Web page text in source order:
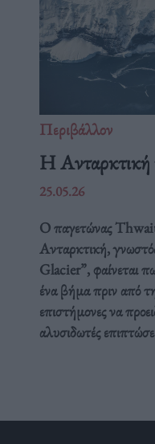
Περιβάλλον
Η Ανταρκτική
25.05.26
Ο παγετώνας
Ανταρκτική,
Glacier”, φαίνεται
ένα βήμα πριν από
επιστήμονες να
αλυσιδωτές